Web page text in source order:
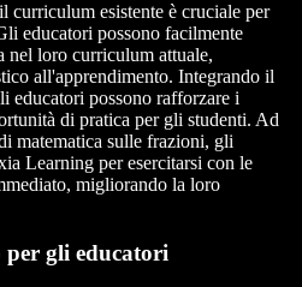
esistente è cruciale per
educatori possono facilmente
nel loro curriculum attuale,
all'apprendimento. Integrando il
educatori possono rafforzare i
di pratica per gli studenti. Ad
matematica sulle frazioni, gli
Learning per esercitarsi con le
migliorando la loro
per gli educatori